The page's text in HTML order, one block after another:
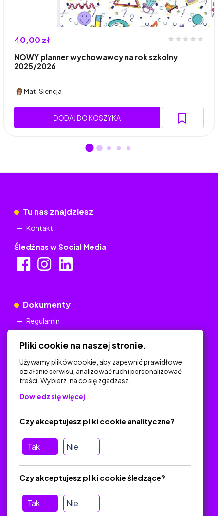
40,00 zł
NOWY planner wychowawcy na rok szkolny
2025/2026
Mat-Siencja
DODAJ DO KOSZYKA
Tu nas znajdziesz
Kontakt
Śledź nas w Social Media
Dokumenty
Regulamin
Na skróty
Polityka Prywatności
O platformie
Baza materiałów dydaktycznych
Jak zostać autorem
Pliki cookie na naszej stronie.
Używamy plików cookie, aby zapewnić prawidłowe
działanie serwisu, analizować ruch i personalizować
treści. Wybierz, na co się zgadzasz.
Dowiedz się więcej
Tak Nie
Czy akceptujesz pliki cookie analityczne?
Tak Nie
Czy akceptujesz pliki cookie śledzące?